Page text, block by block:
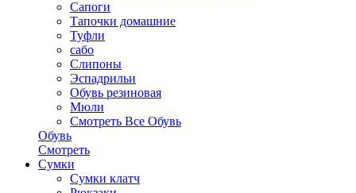
Сапоги
Тапочки домашние
Туфли
сабо
Слипоны
Эспадрильи
Обувь резиновая
Мюли
Смотреть Все Обувь
Обувь
Смотреть
Сумки
Сумки клатч